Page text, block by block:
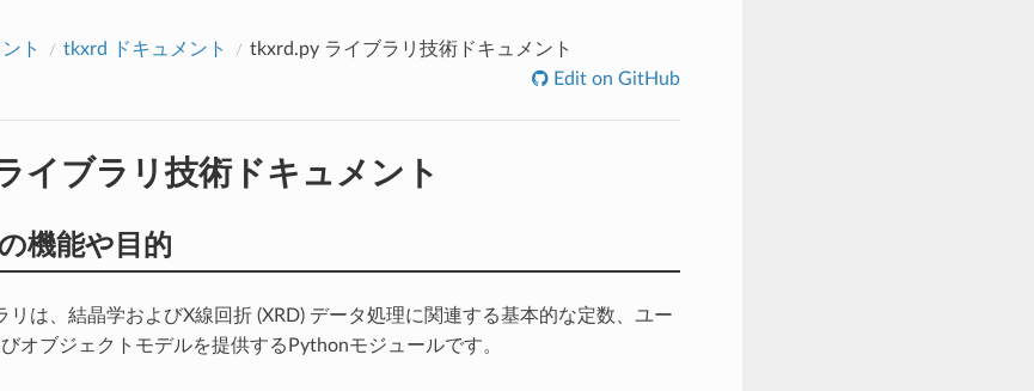
ト tkxrd ドキュメント
tkxrd.py ライブラリ技術ドキュメント
Edit on GitHub
イブラリ技術ドキュメント
機能や目的
リは、結晶学およびX線回折 (XRD) データ処理に関連する基本的な定数、ユー
オブジェクトモデルを提供するPythonモジュールです。